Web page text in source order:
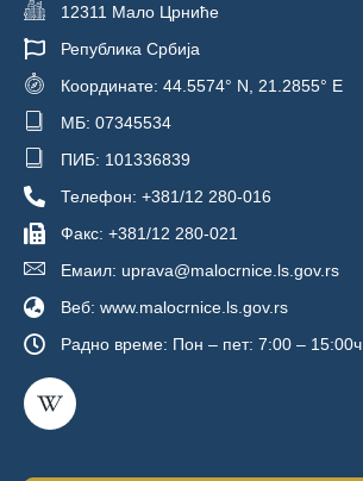
12311 Мало Црниће
Република Србија
Координате: 44.5574° N, 21.2855° E
МБ: 07345534
ПИБ: 101336839
Телефон: +381/12 280-016
Факс: +381/12 280-021
Емаил: uprava@malocrnice.ls.gov.rs
Веб: www.malocrnice.ls.gov.rs
Радно време: Пон – пет: 7:00 – 15:00ч